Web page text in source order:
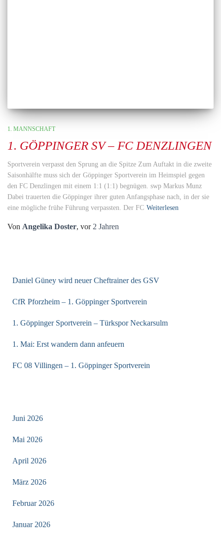
1. MANNSCHAFT
1. GÖPPINGER SV – FC DENZLINGEN
Sportverein verpasst den Sprung an die Spitze Zum Auftakt in die zweite
Saisonhälfte muss sich der Göppinger Sportverein im Heimspiel gegen
den FC Denzlingen mit einem 1:1 (1:1) begnügen. swp Markus Munz
Dabei trauerten die Göppinger ihrer guten Anfangsphase nach, in der sie
eine mögliche frühe Führung verpassten. Der FC Weiterlesen
Von Angelika Doster, vor 2 Jahren
Daniel Güney wird neuer Cheftrainer des GSV
CfR Pforzheim – 1. Göppinger Sportverein
1. Göppinger Sportverein – Türkspor Neckarsulm
1. Mai: Erst wandern dann anfeuern
FC 08 Villingen – 1. Göppinger Sportverein
Juni 2026
Mai 2026
April 2026
März 2026
Februar 2026
Januar 2026